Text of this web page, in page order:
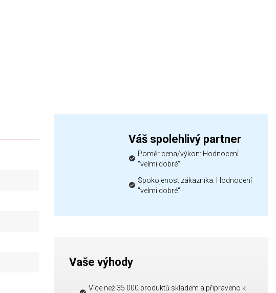
Váš spolehlivý partner
Poměr cena/výkon: Hodnocení
"velmi dobré"
Spokojenost zákazníka: Hodnocení
"velmi dobré"
Vaše výhody
Více než 35 000 produktů skladem a připraveno k